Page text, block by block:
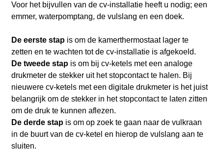
Voor het bijvullen van de cv-installatie heeft u nodig; een
emmer, waterpomptang, de vulslang en een doek.
De eerste stapis om de kamerthermostaat lager te
zetten en te wachten tot de cv-installatie is afgekoeld.
De tweede stapis om bij cv-ketels met een analoge
drukmeter de stekker uit het stopcontact te halen. Bij
nieuwere cv-ketels met een digitale drukmeter is het juist
belangrijk om de stekker in het stopcontact te laten zitten
om de druk te kunnen aflezen.
De derde stapis om op zoek te gaan naar de vulkraan
in de buurt van de cv-ketel en hierop de vulslang aan te
sluiten.